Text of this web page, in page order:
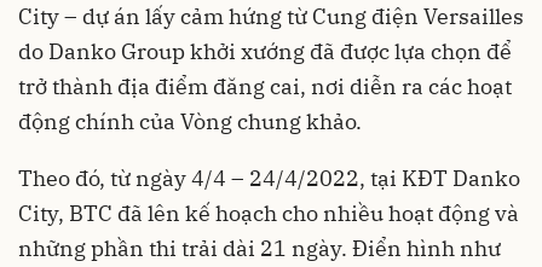
City – dự án lấy cảm hứng từ Cung điện Versailles
do Danko Group khởi xướng đã được lựa chọn để
trở thành địa điểm đăng cai, nơi diễn ra các hoạt
động chính của Vòng chung khảo.
Theo đó, từ ngày 4/4 – 24/4/2022, tại KĐT Danko
City, BTC đã lên kế hoạch cho nhiều hoạt động và
những phần thi trải dài 21 ngày. Điển hình như